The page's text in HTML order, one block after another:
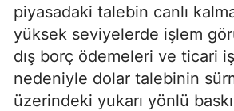
piyasadaki talebin canlı
yüksek seviyelerde işlem
dış borç ödemeleri ve ticari
nedeniyle dolar talebinin
üzerindeki yukarı yönlü